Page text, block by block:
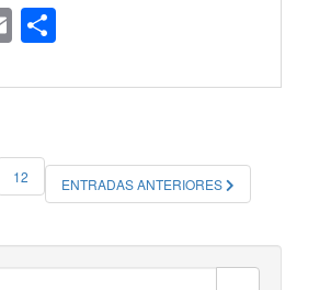
E
ai m
ar
ti
r
12 ENTRADAS ANTERIORES